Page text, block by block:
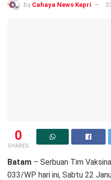
by Cahaya News Kepri
0
SHARES
Batam – Serbuan Tim
033/WP hari ini, Sabtu 22